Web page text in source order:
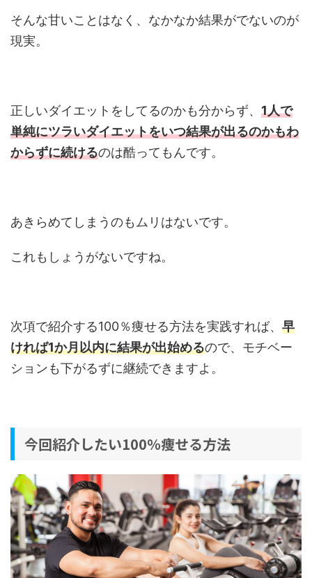
そんな甘いことはなく、なかなか結果がでないのが
現実。
正しいダイエットをしてるのかも分からず、 1人で
単純にツラいダイエットをいつ結果が出るのかもわ
からずに続けるのは酷ってもんです。
あきらめてしまうのもムリはないです。
これもしょうがないですね。
次項で紹介する100％痩せる方法を実践すれば、 早
ければ1か月以内に結果が出始めるので、モチベー
ションも下がるずに継続できますよ。
今回紹介したい100％痩せる方法